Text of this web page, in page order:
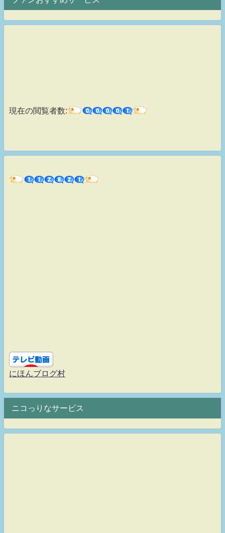
現在の閲覧者数:
にほんブログ村
ニコっりなサービス